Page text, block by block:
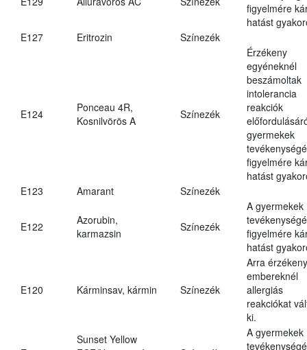
figyelmére
hatást
E127
Eritrozin Színezék
E124
Ponceau 4R,
Kosnilvörös A
Színezék
Érzékeny
egyéneknél
beszámoltak
intolerancia
reakciók
gyermekek
figyelmére
hatást
E123
Amarant Színezék
E122
Azorubin,
karmazsin
Színezék
A gyermekek
figyelmére
hatást
E120 Kárminsav, kármin Színezék
Arra érzékeny
embereknél
allergiás
reakciókat
ki.
Sunset Yellow
A gyermekek